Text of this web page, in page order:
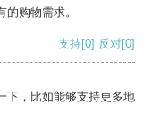
购物需求。
支持[0] 反对[0]
下，比如能够支持更多地